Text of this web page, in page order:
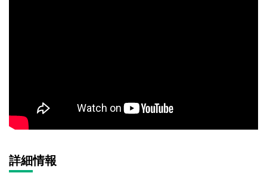
詳細情報